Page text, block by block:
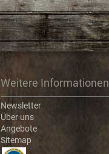
Weitere Informationen
Newsletter
Über uns
Angebote
Sitemap